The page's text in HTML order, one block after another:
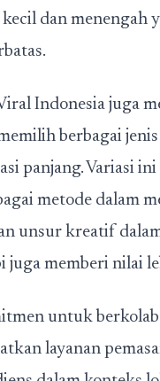
dan
Indonesia juga
berbagai
panjang. Variasi
metode dalam
unsur kreatif
juga memberi nilai
untuk
layanan